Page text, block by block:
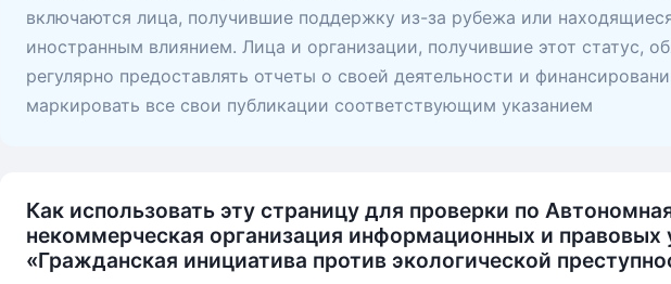
включаются лица, получившие поддержку из-за рубежа или
иностранным влиянием. Лица и организации, получившие этот статус,
регулярно предоставлять отчеты о своей деятельности и
маркировать все свои публикации соответствующим указанием
Как использовать эту страницу для проверки по
некоммерческая организация информационных и правовых
«Гражданская инициатива против экологической